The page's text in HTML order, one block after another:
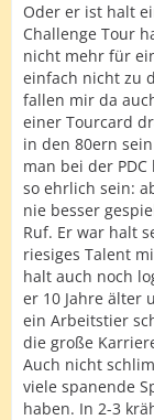
Oder er ist halt
Challenge Tour
nicht mehr für
einfach nicht zu
fallen mir da
einer Tourcard
in den 80ern
man bei der
so ehrlich sein:
nie besser
Ruf. Er war halt
riesiges Talent
halt auch noch
er 10 Jahre älter
ein Arbeitstier
die große
Auch nicht
viele spanende
haben. In 2-3